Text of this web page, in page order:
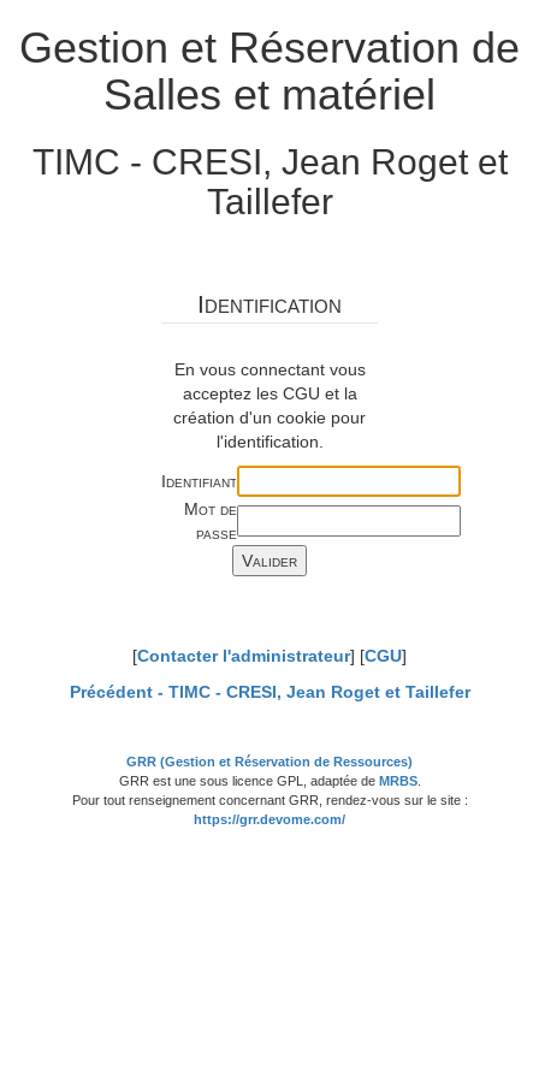
Gestion et Réservation de
Salles et matériel
TIMC - CRESI, Jean Roget et
Taillefer
Identification
En vous connectant vous
acceptez les CGU et la
création d'un cookie pour
l'identification.
Identifiant
Mot de
passe
[Contacter l'administrateur] [CGU]
Précédent - TIMC - CRESI, Jean Roget et Taillefer
GRR (Gestion et Réservation de Ressources)
GRR est une sous licence GPL, adaptée de MRBS.
Pour tout renseignement concernant GRR, rendez-vous sur le site :
https://grr.devome.com/